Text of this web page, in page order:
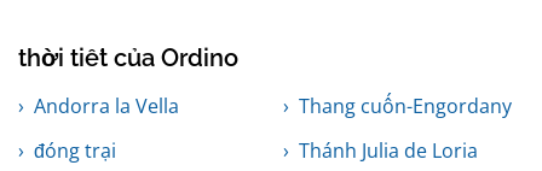
thời tiết của Ordino
Andorra la Vella
Thang cuốn-Engordany
đóng trại
Thánh Julia de Loria